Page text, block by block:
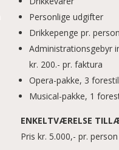
Personlige udgifter
Drikkepenge pr.
Administrationsgebyr
kr. 200.- pr. faktura
Opera-pakke, 3
Musical-pakke, 1
ENKELTVÆRELSE
Pris kr. 5.000,- pr. person